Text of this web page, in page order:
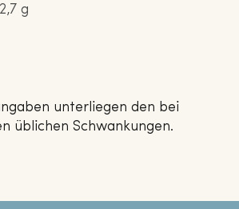
g
unterliegen den bei
üblichen Schwankungen.